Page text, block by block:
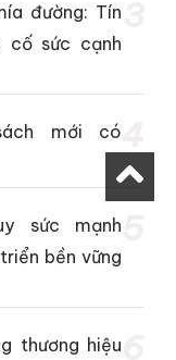
đường: Tín
cố sức cạnh
mới có
sức mạnh
bền vững
thương hiệu